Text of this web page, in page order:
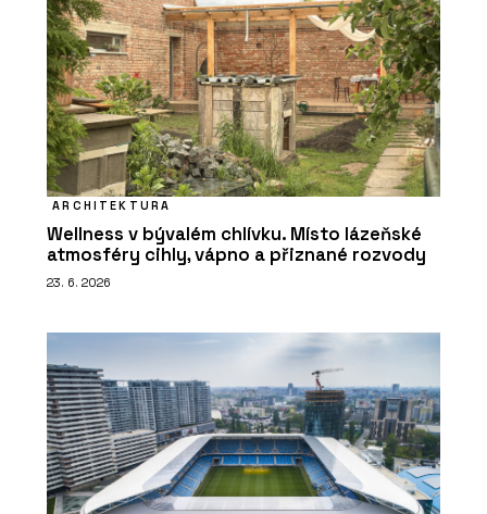
ARCHITEKTURA
Wellness v bývalém chlívku. Místo lázeňské
atmosféry cihly, vápno a přiznané rozvody
23. 6. 2026